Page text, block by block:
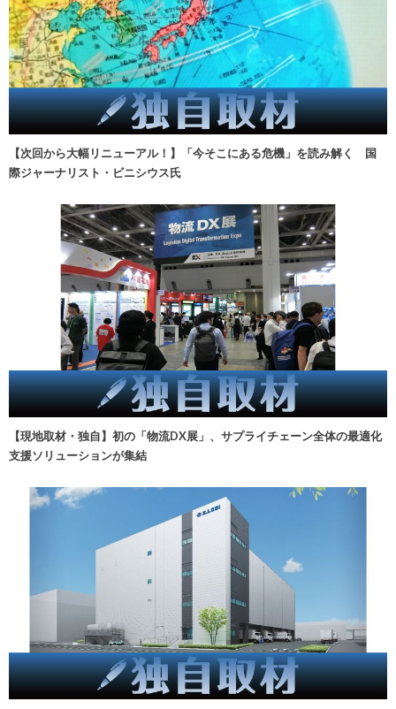
【次回から大幅リニューアル！】「今そこにある危機」を読み解く 国
際ジャーナリスト・ビニシウス氏
【現地取材・独自】初の「物流DX展」、サプライチェーン全体の最適化
支援ソリューションが集結